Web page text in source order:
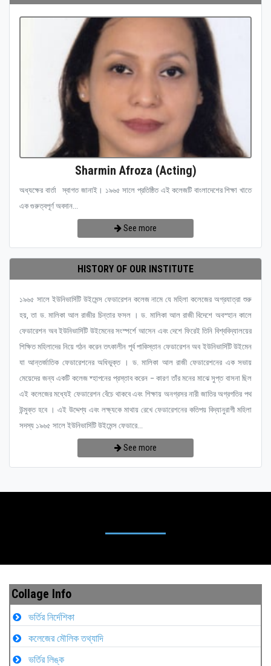
Sharmin Afroza (Acting)
অধ্যক্ষের বার্তা স্বাগত জানাই। ১৯৬৫ সালে প্রতিষ্ঠিত এই কলেজটি বাংলাদেশের শিক্ষা খাতে
এক গুরুত্বপূর্ণ অবদান...
See more
HISTORY OF OUR INSTITUTE
১৯৬৫ সালে ইউনিভার্সিটি উইমেন্স ফেডারেশন কলেজ নামে যে মহিলা কলেজের অগ্রযাত্রা শুরু
হয়, তা ড. মালিকা আল রাজীর চিন্তার ফসল । ড. মালিকা আল রাজী বিদেশে অবস্হান কালে
ফেডারেশন অব ইউনিভার্সিটি উইমেনের সংস্পর্শে আসেন এবং দেশে ফিরেই তিনি বিশ্ববিদ্যালয়ের
শিক্ষিত মহিলাদের নিয়ে গঠন করেন তৎকালীন পূর্ব পাকিস্তান ফেডারেশন অব ইউনিভার্সিটি উইমেন
যা আন্তর্জাতিক ফেডারেশনের অধিভুক্ত । ড. মালিকা আল রাজী ফেডারেশনের এক সভায়
মেয়েদের জন্য একটি কলেজ ষ্হাপনের প্রস্তাব করেন – কারণ তাঁর মনের মাঝে সুপ্ত বাসনা ছিল
এই কলেজের মধ্যেই ফেডারেশন বেঁচে থাকবে এবং শিক্ষায় অনগ্রসর নারী জাতির অগ্রগতির পথ
উন্মুক্ত হবে । এই উদ্দেশ্য এবং লক্ষ্যকে মাথায় রেখে ফেডারেশনের কতিপয় বিদ্যানুরাগী মহিলা
সদস্য ১৯৬৫ সালে ইউনিভার্সিটি উইমেন্স ফেডারে...
See more
Collage Info
ভর্তির নির্দেশিকা
কলেজের মৌলিক তথ্যাদি
ভর্তির লিঙ্ক